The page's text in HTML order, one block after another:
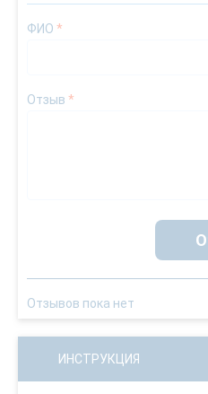
ФИО *
Отзыв *
Отзывов пока нет
ИНСТРУКЦИЯ